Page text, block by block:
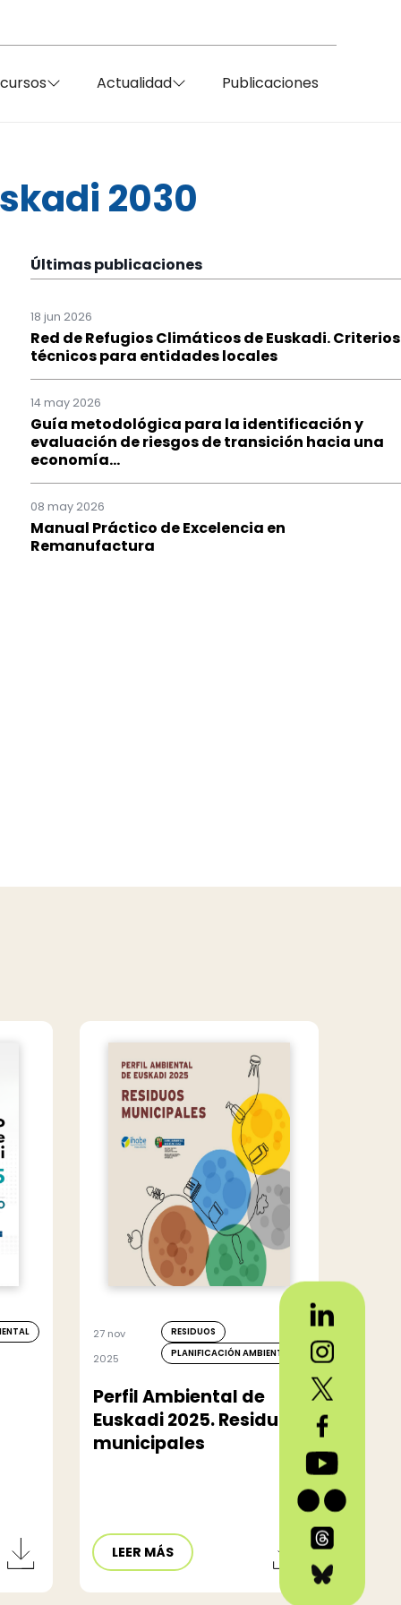
Actualidad Publicaciones
2030
Últimas publicaciones
18 jun 2026
Red de Refugios Climáticos de Euskadi. Criterios
técnicos para entidades locales
14 may 2026
Guía metodológica para la identificación y
evaluación de riesgos de transición hacia una
economía...
08 may 2026
Manual Práctico de Excelencia en
Remanufactura
27 nov
2025
RESIDUOS
PLANIFICACIÓN AMBIENTAL
Perfil Ambiental de
Euskadi 2025. Residuos
municipales
LEER MÁS